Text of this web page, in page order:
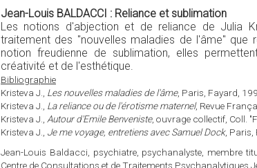
Jean-Louis BALDACCI : Reliance et sublimation
Les notions d'abjection et de reliance de Julia
traitement des "nouvelles maladies de l'âme" que
notion freudienne de sublimation, elles
créativité et de l'esthétique.
Bibliographie
Kristeva J., Les nouvelles maladies de l'âme, Paris, Fayard,
Kristeva J., La reliance ou de l'érotisme maternel, Revue
Kristeva J., Autour d'Emile Benveniste, ouvrage collectif, Coll.
Kristeva J., Je me voyage, entretiens avec Samuel Dock, Paris,
Jean-Louis Baldacci, psychiatre, psychanalyste, membre
Centre de Consultations et de Traitements Psychanalytiques